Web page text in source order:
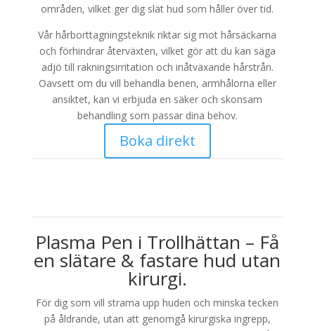
områden, vilket ger dig slät hud som håller över tid.
Vår hårborttagningsteknik riktar sig mot hårsäckarna
och förhindrar återväxten, vilket gör att du kan säga
adjö till rakningsirritation och inåtväxande hårstrån.
Oavsett om du vill behandla benen, armhålorna eller
ansiktet, kan vi erbjuda en säker och skonsam
behandling som passar dina behov.
Boka direkt
Plasma Pen i Trollhättan – Få
en slätare & fastare hud utan
kirurgi.
För dig som vill strama upp huden och minska tecken
på åldrande, utan att genomgå kirurgiska ingrepp,